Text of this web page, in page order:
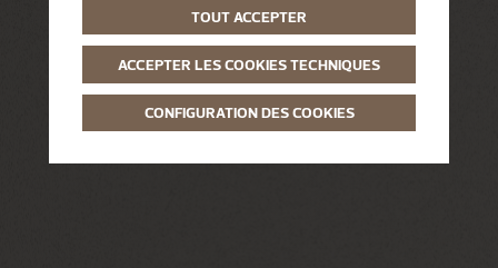
TOUT ACCEPTER
ACCEPTER LES COOKIES TECHNIQUES
CONFIGURATION DES COOKIES